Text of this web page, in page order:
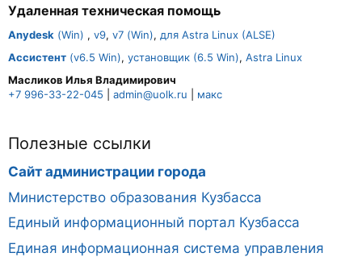
Удаленная техническая помощь
Anydesk (Win) , v9, v7 (Win), для Astra Linux (ALSE)
Ассистент (v6.5 Win), установщик (6.5 Win), Astra Linux
Масликов Илья Владимирович
+7 996-33-22-045
admin@uolk.ru макс
Полезные ссылки
Сайт администрации города
Министерство образования Кузбасса
Единый информационный портал Кузбасса
Единая информационная система управления